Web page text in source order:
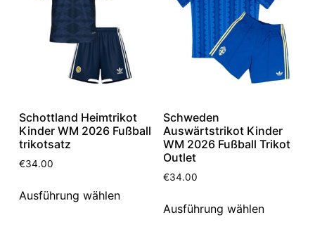
Schottland Heimtrikot
Kinder WM 2026 Fußball
trikotsatz
€34.00
Ausführung wählen
Schweden
Auswärtstrikot Kinder
WM 2026 Fußball Trikot
Outlet
€34.00
Ausführung wählen